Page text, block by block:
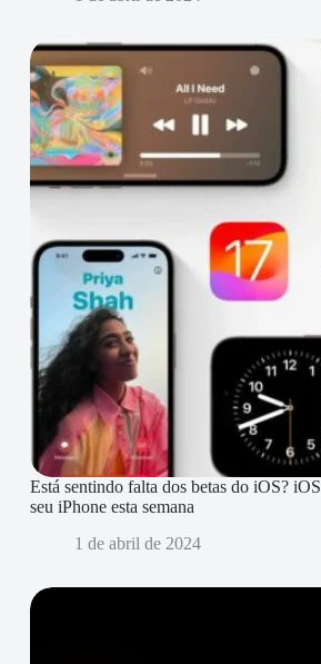
Está sentindo falta dos betas do iOS?
seu iPhone esta semana
1 de abril de 2024